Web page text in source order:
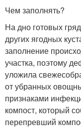
Чем заполнять?
На дно готовых
других ягодных
заполнение
участка, поэтому
уложила
от убранных
признаками
компост, который
перепревший